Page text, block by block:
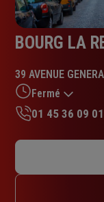
BOURG LA
39 AVENUE
Fermé
01 45 36 09 01